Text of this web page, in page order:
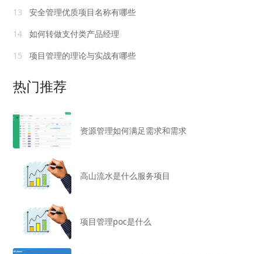
13
安全管理优质项目名称有哪些
14
如何转做支付类产品经理
15
项目管理的理论与实战有哪些
热门推荐
资源管理如何满足需求和需求
高山流水是什么服务项目
项目管理poc是什么